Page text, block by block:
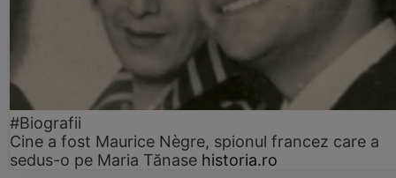
#Biografii
Cine a fost Maurice Nègre, spionul francez care a
sedus-o pe Maria Tănase historia.ro